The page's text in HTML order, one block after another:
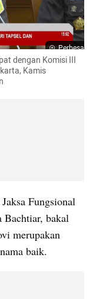
Perbesar
dengan Komisi III
Kamis
Fungsional
Bachtiar, bakal
merupakan
baik.